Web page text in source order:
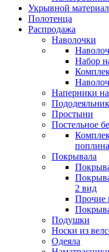
Укрывной материал
Полотенца
Распродажа
Наволочки
Набор
Наперники
Простыни
Постельное
Покрывала
2 вид
Прочие
Подушки
Носки из
Одеяла